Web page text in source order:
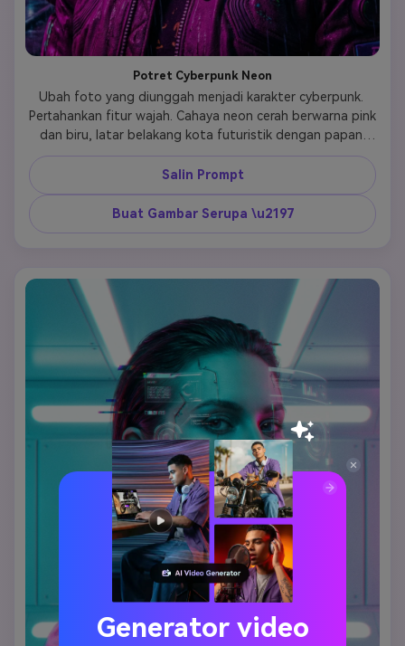
Potret Cyberpunk Neon
Ubah foto yang diunggah menjadi karakter cyberpunk.
Pertahankan fitur wajah. Cahaya neon cerah berwarna pink
dan biru, latar belakang kota futuristik dengan papan
iklan bercahaya. Pakaian berteknologi tinggi, pantulan
Salin Prompt
Buat Gambar Serupa \u2197
Generator video